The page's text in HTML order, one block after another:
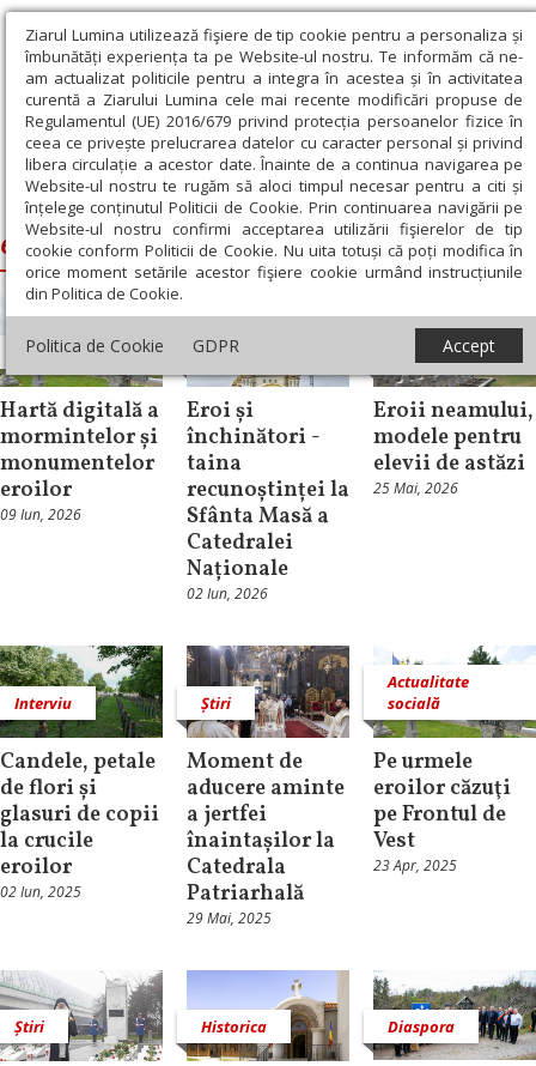
Ziarul Lumina utilizează fişiere de tip cookie pentru a personaliza și
îmbunătăți experiența ta pe Website-ul nostru. Te informăm că ne-
am actualizat politicile pentru a integra în acestea și în activitatea
curentă a Ziarului Lumina cele mai recente modificări propuse de
Regulamentul (UE) 2016/679 privind protecția persoanelor fizice în
ceea ce privește prelucrarea datelor cu caracter personal și privind
libera circulație a acestor date. Înainte de a continua navigarea pe
Website-ul nostru te rugăm să aloci timpul necesar pentru a citi și
înțelege conținutul Politicii de Cookie. Prin continuarea navigării pe
Website-ul nostru confirmi acceptarea utilizării fişierelor de tip
cookie conform Politicii de Cookie. Nu uita totuși că poți modifica în
orice moment setările acestor fişiere cookie urmând instrucțiunile
din Politica de Cookie.
Politica de Cookie GDPR Accept
Ziarul Lumina › eroii neamului
eroii neamului
Cultură
Hartă digitală a
mormintelor și
monumentelor
eroilor
09 Iun, 2026
Theologica
Eroi și
închinători -
taina
recunoștinței la
Sfânta Masă a
Catedralei
Naționale
02 Iun, 2026
Educaţie
Eroii neamului,
modele pentru
elevii de astăzi
25 Mai, 2026
Interviu
Candele, petale
de flori și
glasuri de copii
la crucile
eroilor
02 Iun, 2025
Știri
Moment de
aducere aminte
a jertfei
înaintașilor la
Catedrala
Patriarhală
29 Mai, 2025
Actualitate
socială
Pe urmele
eroilor căzuţi
pe Frontul de
Vest
23 Apr, 2025
Știri Historica Diaspora